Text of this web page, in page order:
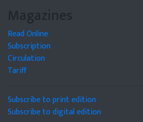
Magazines
Read Online
Subscription
Circulation
Tariff
Subscribe to print edition
Subscribe to digital edition